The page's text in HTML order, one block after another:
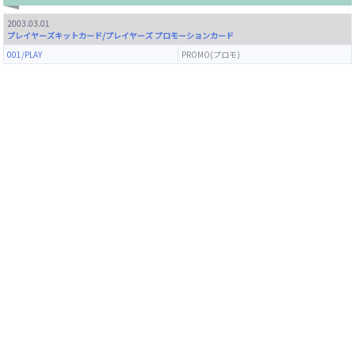
2003.03.01
プレイヤーズキットカード/プレイヤーズ プロモーションカード
001/PLAY
PROMO(プロモ)